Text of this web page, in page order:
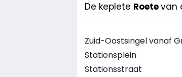
De keplete Roetevan
Zuid-Oostsingel vanaf
Stationsplein
Stationsstraat